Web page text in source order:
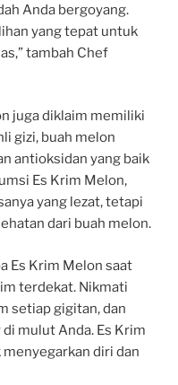
Anda bergoyang.
yang tepat untuk
tambah Chef
juga diklaim memiliki
gizi, buah melon
antioksidan yang baik
Es Krim Melon,
yang lezat, tetapi
dari buah melon.
Es Krim Melon saat
terdekat. Nikmati
setiap gigitan, dan
mulut Anda. Es Krim
diri dan